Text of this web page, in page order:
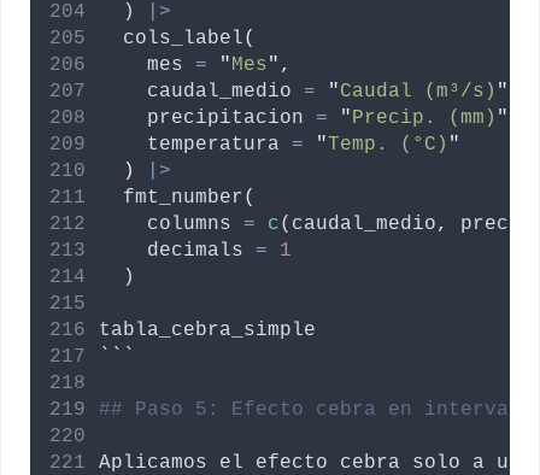
  )
|>
  cols_label
(
mes
= "Mes" ,
caudal_medio
= "Caudal (m³/s) "
precipitacion
= "Precip. (mm) "
temperatura
= "Temp. (°C) "
)
|>
  fmt_number
(
columns
= c( caudal_medio,
decimals
=
1
  )
tabla_cebra_simple
```
## Paso 5: Efecto cebra en
Aplicamos el efecto cebra solo a un